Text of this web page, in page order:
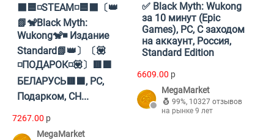
⬛🟦◽STEAM◽🟦⬛〔👑
📗🐒Black Myth:
Wukong🐒◾ Издание
Standard📗👑〕〔💟
◽️ПОДАРОК◽️💟〕🟥🟩
БЕЛАРУСЬ🟥🟩, PC,
Подарком, СН...
7267.00 p
MegaMarket
✅ Black Myth: Wukong
за 10 минут (Epic
Games), PC, С заходом
на аккаунт, Россия,
Standard Edition
6609.00 p
MegaMarket
99%, 10327 отзывов
на рынке 9 лет